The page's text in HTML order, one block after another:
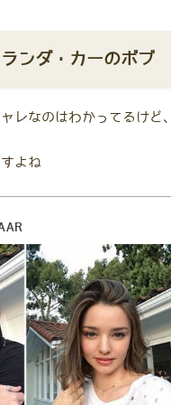
ンダ・カーのボブ
レなのはわかってるけど
よね